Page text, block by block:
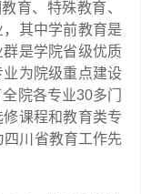
育、特殊教育、
其中学前教育是
是学院省级优质
为院级重点建设
院各专业30多门
课程和教育类专
川省教育工作先